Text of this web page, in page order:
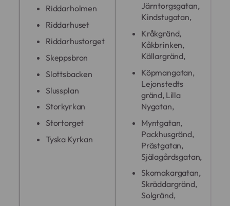
Riddarholmen
Riddarhuset
Riddarhustorget
Skeppsbron
Slottsbacken
Slussplan
Storkyrkan
Stortorget
Tyska Kyrkan
Järntorgsgatan,
Kindstugatan,
Kråkgränd,
Kåkbrinken,
Källargränd,
Köpmangatan,
Lejonstedts
gränd, Lilla
Nygatan,
Myntgatan,
Packhusgränd,
Prästgatan,
Själagårdsgatan,
Skomakargatan,
Skräddargränd,
Solgränd,